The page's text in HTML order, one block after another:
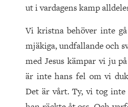
ut i vardagens kamp
Vi kristna behöver inte
mjäkiga, undfallande och
med Jesus kämpar vi ju
är inte hans fel om vi
Det är vårt. Ty, vi tog inte